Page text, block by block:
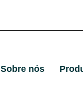
Sobre nós